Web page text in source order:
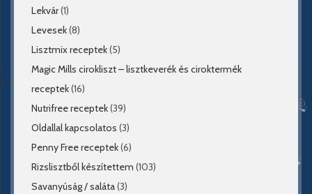
Lekvár(1)
Levesek(8)
Lisztmix receptek(5)
Magic Mills cirokliszt – lisztkeverék és ciroktermék
receptek(16)
Nutrifree receptek(39)
Oldallal kapcsolatos (3)
Penny Free receptek(6)
Rizslisztből készítettem (103)
Savanyúság / saláta(3)